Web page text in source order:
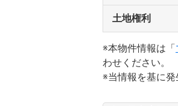
土地権利
※本物件情報は「
わせください。
※当情報を基に発